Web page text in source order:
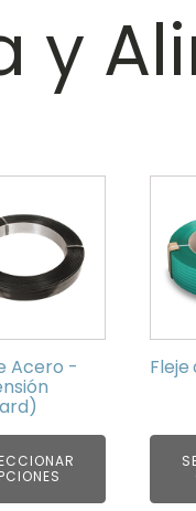
y
Acero - Fleje
has
may